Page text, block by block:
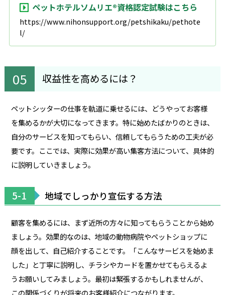
ペットホテルソムリエ®資格認定試験はこちら
https://www.nihonsupport.org/petshikaku/pethote
l/
収益性を高めるには？
ペットシッターの仕事を軌道に乗せるには、どうやってお客様
を集めるかが大切になってきます。特に始めたばかりのときは、
自分のサービスを知ってもらい、信頼してもらうための工夫が必
要です。ここでは、実際に効果が高い集客方法について、具体的
に説明していきましょう。
5-1 地域でしっかり宣伝する方法
顧客を集めるには、まず近所の方々に知ってもらうことから始め
ましょう。効果的なのは、地域の動物病院やペットショップに
顔を出して、自己紹介することです。「こんなサービスを始めま
した」と丁寧に説明し、チラシやカードを置かせてもらえるよ
うお願いしてみましょう。最初は緊張するかもしれませんが、
この関係づくりが将来のお客様紹介につながります。